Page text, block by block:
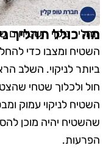
מה כולל תהליך
תהליך ניקוי השטיחים
השטיח ומצבו כדי
ביותר לניקוי. השלב
חול ולכלוך שטחי
השטיח לניקוי עמוק
שהשטיח יהיה מוכן
הפרעות.